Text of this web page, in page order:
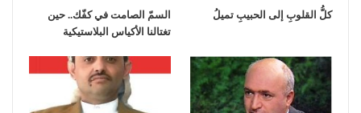
كلُّ القلوبِ إلى الحبيبِ تميلُ
السمّ الصامت في كفّك.. حين
تغتالنا الأكياس البلاستيكية